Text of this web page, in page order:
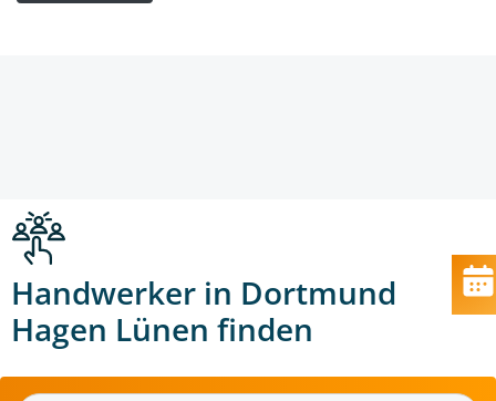
Handwerker in Dortmund
Hagen Lünen finden